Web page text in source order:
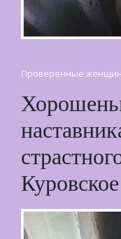
Проверенные
Куровское